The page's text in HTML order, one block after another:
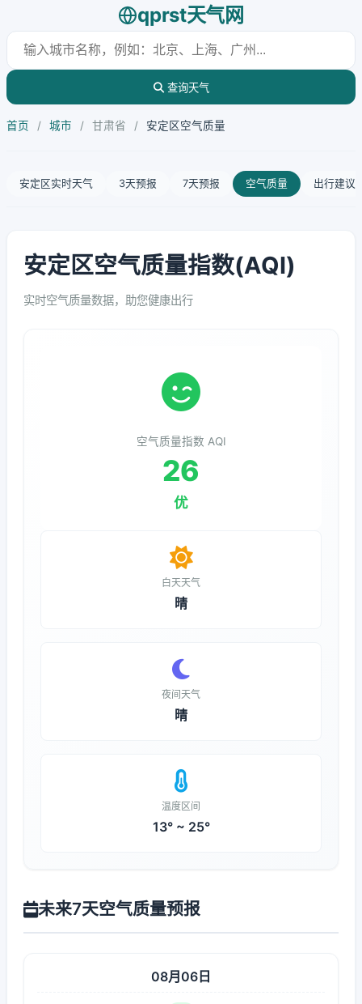
qprst天气网
查询天气
首页 / 城市 / 甘肃省 / 安定区空气质量
安定区实时天气 3天预报 7天预报 空气质量 出行建议
安定区空气质量指数(AQI)
实时空气质量数据，助您健康出行
空气质量指数 AQI
26
优
白天天气
晴
夜间天气
晴
温度区间
13° ~ 25°
未来7天空气质量预报
08月06日